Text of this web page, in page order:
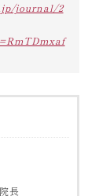
journal/2
長